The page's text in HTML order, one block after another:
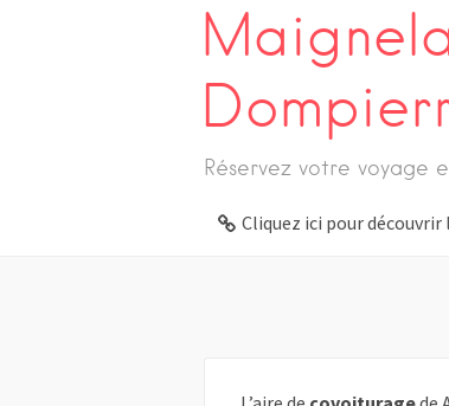
Réservez votre voyage
Cliquez ici pour